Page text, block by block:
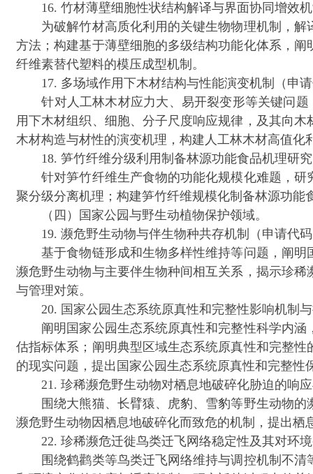
16. 竹材薄壁细胞性状结构解译与界面协同增效机
为破解竹材高质化利用的关键生物物理机制，解
方法；构建基于薄壁细胞的多级结构功能化体系，
纤维素替代塑料的模压成型机制。
17. 多场域作用下木材结构与性能演变机制（申请
针对人工林木材应力大、易开裂变形等关键问题
用下木材组织、细胞、分子尺度响应规律，及其向
木材构造与材性的演变机理，构建人工林木材高值化
18. 笋竹纤维分级利用制备林源功能食品机理研究
针对笋竹纤维生产食物的功能化规模化难题，研
聚分级分离机理；构建笋竹纤维规模化制备林源功
（四）国家公园与野生动植物保护领域。
19. 濒危野生动物与伴生物种共存机制（申请代码
基于食物链形成和生物多样性维持等问题，阐明
濒危野生动物与主要伴生物种间相互关系，揭示珍
与管理对策。
20. 国家公园生态系统原真性和完整性影响机制与
阐明国家公园生态系统原真性和完整性科学内涵
估指标体系；阐明典型区域生态系统原真性和完整
的现实问题，提出国家公园生态系统原真性和完整性
21. 珍稀濒危野生动物对栖息地破碎化胁迫的响应
围绕大熊猫、长臂猿、虎豹、雪豹等野生动物的
濒危野生动物因栖息地破碎化而致危的机制，提出
22. 珍稀濒危迁徙鸟类迁飞网络稳定性及其对环境
围绕鹤鹳类等鸟类迁飞网络维持与调控机制不清